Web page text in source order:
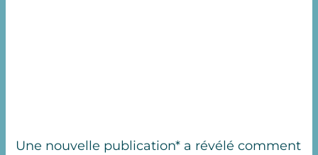
Une nouvelle publication* a révélé comment